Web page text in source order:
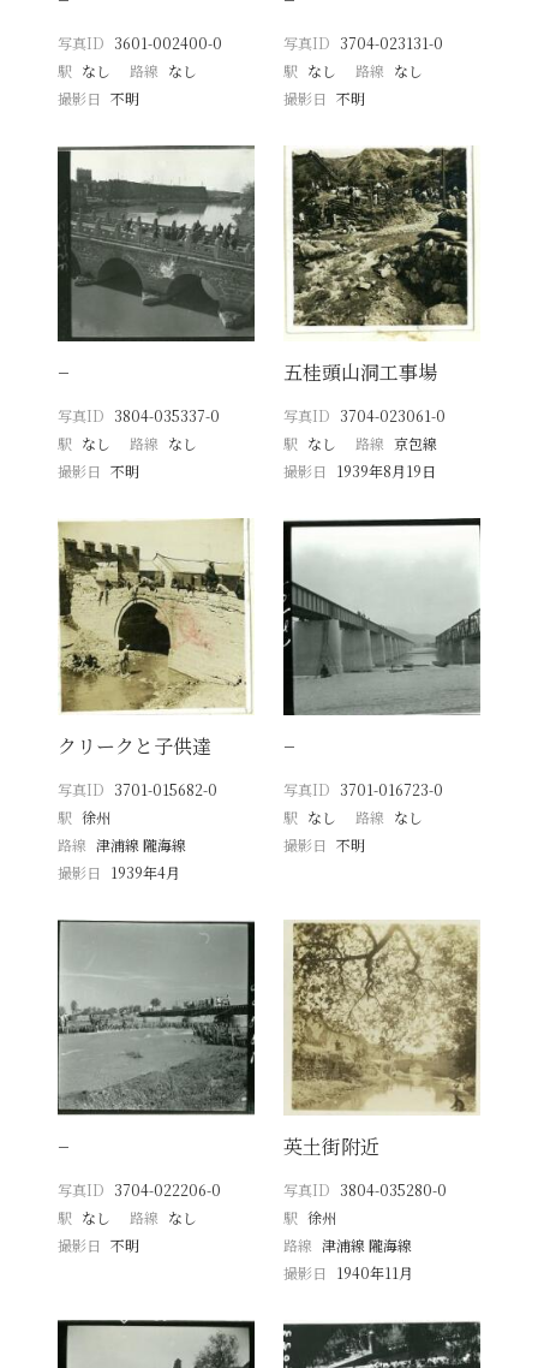
写真ID 3601-002400-0
駅 なし 路線 なし
撮影日
不明
写真ID 3704-023131-0
駅 なし 路線 なし
撮影日 不明
−
写真ID 3804-035337-0
駅 なし 路線 なし
撮影日
不明
五桂頭山洞工事場
写真ID 3704-023061-0
駅 なし 路線 京包線
撮影日
1939年8月19日
クリークと子供達
写真ID 3701-015682-0
駅 徐州
路線 津浦線 隴海線
撮影日
1939年4月
−
写真ID 3701-016723-0
駅 なし 路線 なし
撮影日 不明
−
写真ID 3704-022206-0
駅 なし 路線 なし
撮影日
不明
英土街附近
写真ID 3804-035280-0
駅 徐州
路線 津浦線 隴海線
撮影日
1940年11月